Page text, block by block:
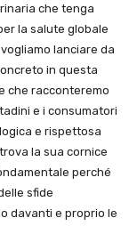
che tenga
la salute globale
lanciare da
in questa
che racconteremo
e i consumatori
e rispettosa
la sua cornice
perché
sfide
davanti e proprio le